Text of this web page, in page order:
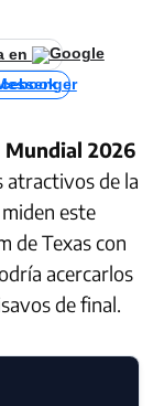
en
Mundial 2026
atractivos de la
este
de Texas con
acercarlos
de final.